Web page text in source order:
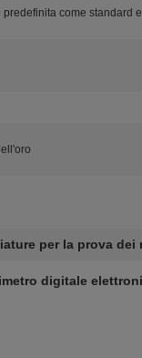
predefinita come standard
per la prova dei
digitale